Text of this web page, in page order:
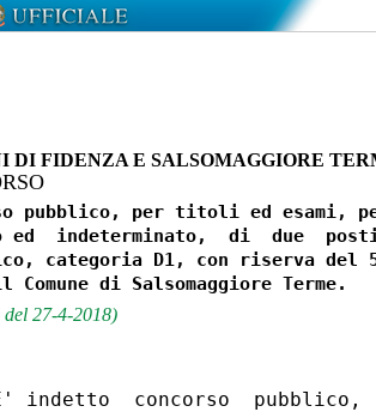
DI FIDENZA E SALSOMAGGIORE
pubblico, per titoli ed esami,
ed  indeterminato,  di  due
categoria D1, con riserva del
27-4-2018)
indetto  concorso  pubblico,